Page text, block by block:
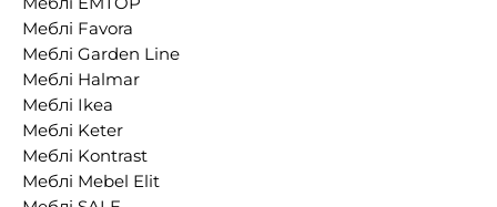
Меблі Favora
Меблі Garden Line
Меблі Halmar
Меблі Ikea
Меблі Keter
Меблі Kontrast
Меблі Mebel Elit